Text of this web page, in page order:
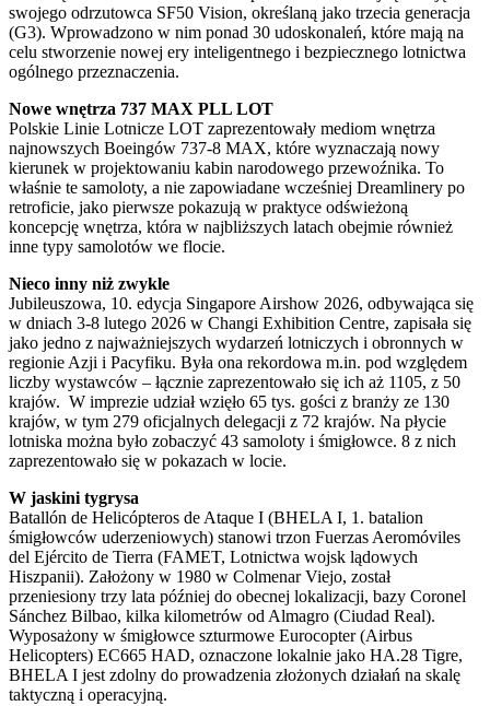
swojego odrzutowca SF50 Vision, określaną jako trzecia generacja
(G3). Wprowadzono w nim ponad 30 udoskonaleń, które mają na
celu stworzenie nowej ery inteligentnego i bezpiecznego lotnictwa
ogólnego przeznaczenia.
Nowe wnętrza 737 MAX PLL LOT
Polskie Linie Lotnicze LOT zaprezentowały mediom wnętrza
najnowszych Boeingów 737-8 MAX, które wyznaczają nowy
kierunek w projektowaniu kabin narodowego przewoźnika. To
właśnie te samoloty, a nie zapowiadane wcześniej Dreamlinery po
retroficie, jako pierwsze pokazują w praktyce odświeżoną
koncepcję wnętrza, która w najbliższych latach obejmie również
inne typy samolotów we flocie.
Nieco inny niż zwykle
Jubileuszowa, 10. edycja Singapore Airshow 2026, odbywająca się
w dniach 3-8 lutego 2026 w Changi Exhibition Centre, zapisała się
jako jedno z najważniejszych wydarzeń lotniczych i obronnych w
regionie Azji i Pacyfiku. Była ona rekordowa m.in. pod względem
liczby wystawców – łącznie zaprezentowało się ich aż 1105, z 50
krajów. W imprezie udział wzięło 65 tys. gości z branży ze 130
krajów, w tym 279 oficjalnych delegacji z 72 krajów. Na płycie
lotniska można było zobaczyć 43 samoloty i śmigłowce. 8 z nich
zaprezentowało się w pokazach w locie.
W jaskini tygrysa
Batallón de Helicópteros de Ataque I (BHELA I, 1. batalion
śmigłowców uderzeniowych) stanowi trzon Fuerzas Aeromóviles
del Ejército de Tierra (FAMET, Lotnictwa wojsk lądowych
Hiszpanii). Założony w 1980 w Colmenar Viejo, został
przeniesiony trzy lata później do obecnej lokalizacji, bazy Coronel
Sánchez Bilbao, kilka kilometrów od Almagro (Ciudad Real).
Wyposażony w śmigłowce szturmowe Eurocopter (Airbus
Helicopters) EC665 HAD, oznaczone lokalnie jako HA.28 Tigre,
BHELA I jest zdolny do prowadzenia złożonych działań na skalę
taktyczną i operacyjną.